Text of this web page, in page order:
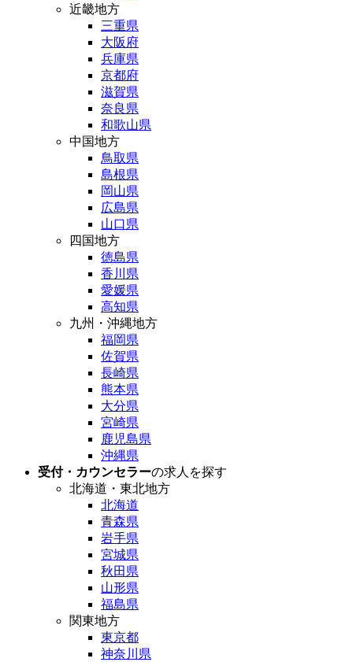
近畿地方
三重県
大阪府
兵庫県
京都府
滋賀県
奈良県
和歌山県
中国地方
鳥取県
島根県
岡山県
広島県
山口県
四国地方
徳島県
香川県
愛媛県
高知県
九州・沖縄地方
福岡県
佐賀県
長崎県
熊本県
大分県
宮崎県
鹿児島県
沖縄県
受付・カウンセラーの求人を探す
北海道・東北地方
北海道
青森県
岩手県
宮城県
秋田県
山形県
福島県
関東地方
東京都
神奈川県